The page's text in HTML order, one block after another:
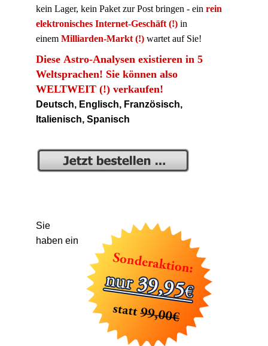
kein Lager, kein Paket zur Post bringen - ein rein
elektronisches Internet-Geschäft (!) in
einem Milliarden-Markt (!) wartet auf Sie!
Diese Astro-Analysen existieren in 5
Weltsprachen! Sie können also
WELTWEIT (!) verkaufen!
Deutsch, Englisch, Französisch,
Italienisch, Spanisch
Sie
haben ein